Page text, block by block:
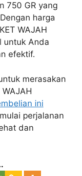
750 GR yang
harga
WAJAH
untuk Anda
efektif.
merasakan
ini
perjalanan
dan